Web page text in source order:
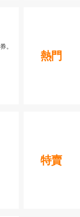
。
熱門
特賣